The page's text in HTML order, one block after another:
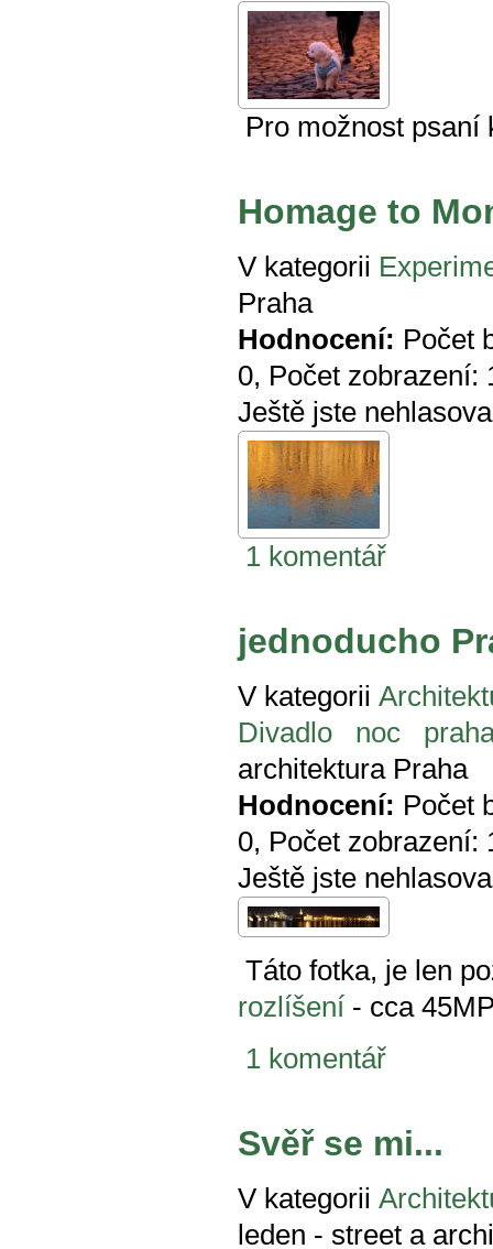
Pro možnost
Homage to
V kategorii
Praha
Hodnocení: Počet
0, Počet zobrazení:
Ještě jste
1 komentář
jednoducho
V kategorii
Divadlo
noc
architektura Praha
Hodnocení: Počet
0, Počet zobrazení:
Ještě jste
Táto fotka, je len
rozlíšení - cca
1 komentář
Svěř se mi...
V kategorii
leden - street a